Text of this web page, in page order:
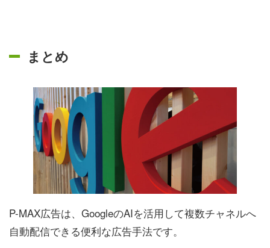
まとめ
P-MAX広告は、GoogleのAIを活用して複数チャネルへ
自動配信できる便利な広告手法です。